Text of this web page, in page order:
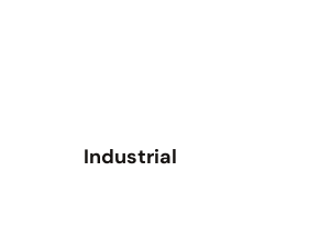
Industrial